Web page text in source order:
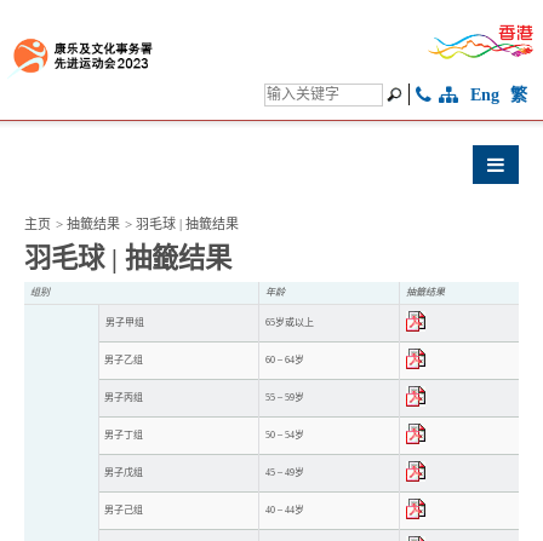
Eng 繁
主页 > 抽籤结果 > 羽毛球 | 抽籤结果
羽毛球 | 抽籤结果
组别 年龄 抽籤结果
男子甲组 65岁或以上
男子乙组 60 – 64岁
男子丙组 55 – 59岁
男子丁组 50 – 54岁
男子戊组 45 – 49岁
男子己组 40 – 44岁